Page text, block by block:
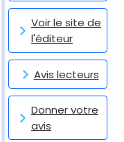
Voir le site de
l'éditeur
Avis lecteurs
Donner votre
avis